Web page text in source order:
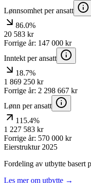
Lønnsomhet per ansatt
86.0%
20 583 kr
Forrige år: 147 000 kr
Inntekt per ansatt
18.7%
1 869 250 kr
Forrige år: 2 298 667 kr
Lønn per ansatt
115.4%
1 227 583 kr
Forrige år: 570 000 kr
Eierstruktur 2025
Fordeling av utbytte basert
Les mer om utbytte →